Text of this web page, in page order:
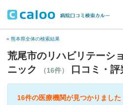
« 熊本県全体の検索結果
荒尾市のリハビリテーシ
ニック
（16件） 口コミ・評
16件の医療機関が見つかりました